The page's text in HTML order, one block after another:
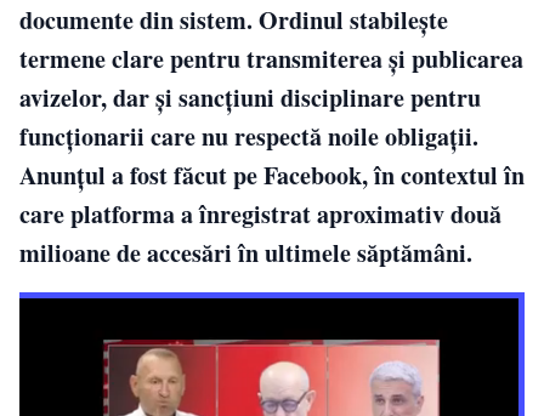
documente din sistem. Ordinul stabilește
termene clare pentru transmiterea și publicarea
avizelor, dar și sancțiuni disciplinare pentru
funcționarii care nu respectă noile obligații.
Anunțul a fost făcut pe Facebook, în contextul în
care platforma a înregistrat aproximativ două
milioane de accesări în ultimele săptămâni.